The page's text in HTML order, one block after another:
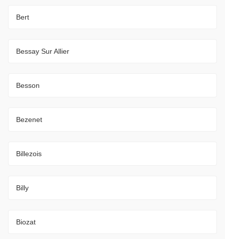
Bert
Bessay Sur Allier
Besson
Bezenet
Billezois
Billy
Biozat